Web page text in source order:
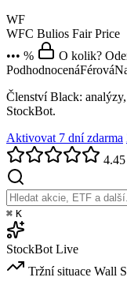
WF
WFC Bulios Fair Price
••• %
O kolik?
PodhodnocenáFérová
Členství Black:
StockBot.
Aktivovat 7 dní zdarma
4.45
⌘ K
StockBot Live
Tržní situace Wall